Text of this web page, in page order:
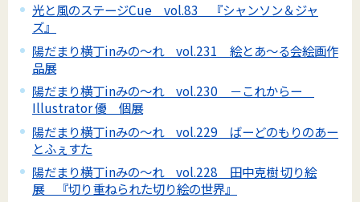
光と風のステージCue vol.83 『シャンソン＆ジャ
ズ』
陽だまり横丁inみの～れ vol.231 絵とあ～る会絵画作
品展
陽だまり横丁inみの～れ vol.230 －これからー
Illustrator 優 個展
陽だまり横丁inみの～れ vol.229 ばーどのもりのあー
とふぇすた
陽だまり横丁inみの～れ vol.228 田中克樹 切り絵
展 『切り重ねられた切り絵の世界』